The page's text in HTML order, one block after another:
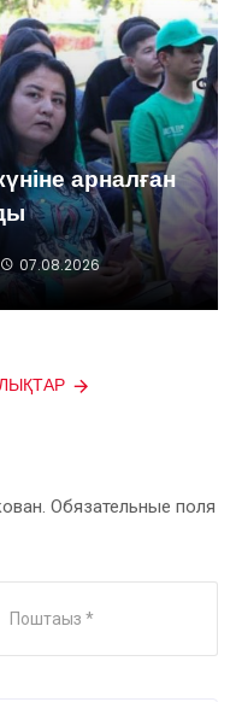
арналған
07.08.2026
Обязательные поля